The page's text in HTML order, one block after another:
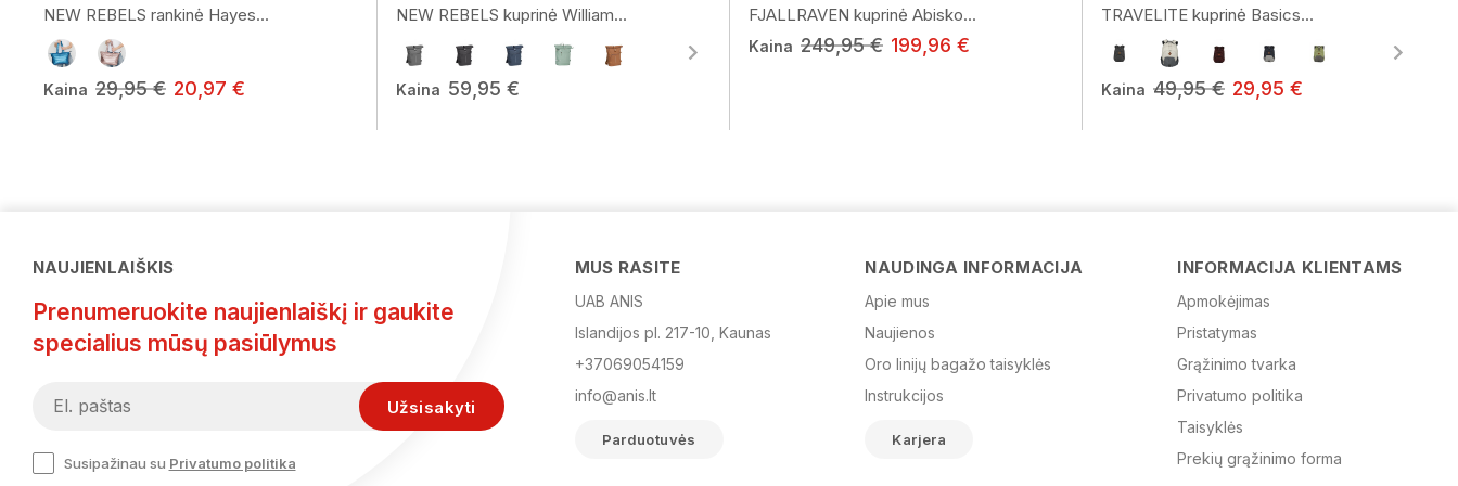
NEW REBELS rankinė Hayes...
Kaina 29,95 € 20,97 €
NEW REBELS kuprinė William...
Kaina 59,95 €
FJALLRAVEN kuprinė Abisko...
Kaina 249,95 € 199,96 €
TRAVELITE kuprinė Basics...
Kaina 49,95 € 29,95 €
NAUJIENLAIŠKIS
Prenumeruokite naujienlaiškį ir gaukite
specialius mūsų pasiūlymus
Susipažinau su Privatumo politika
MUS RASITE
UAB ANIS
Islandijos pl. 217-10, Kaunas
+37069054159
info@anis.lt
Parduotuvės
NAUDINGA INFORMACIJA
Apie mus
Naujienos
Oro linijų bagažo taisyklės
Instrukcijos
Karjera
INFORMACIJA KLIENTAMS
Apmokėjimas
Pristatymas
Grąžinimo tvarka
Privatumo politika
Taisyklės
Prekių grąžinimo forma